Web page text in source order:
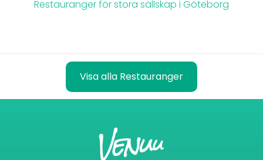
Restauranger för stora sällskap i Göteborg
Visa alla Restauranger